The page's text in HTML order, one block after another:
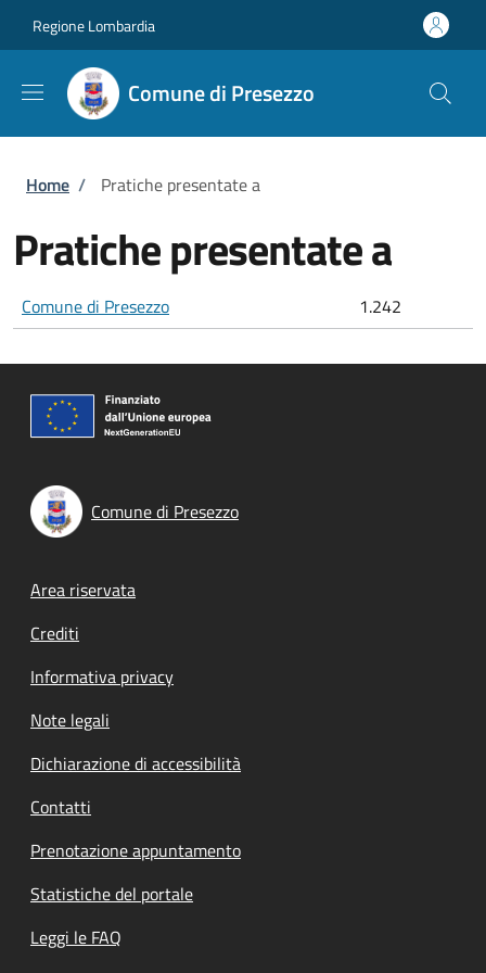
Regione Lombardia
Comune di Presezzo
Briciole di pane
Home / Pratiche presentate a
Pratiche presentate a
Comune di Presezzo 1.242
Comune di Presezzo
Footer menu
Area riservata
Crediti
Informativa privacy
Note legali
Dichiarazione di accessibilità
Contatti
Prenotazione appuntamento
Statistiche del portale
Leggi le FAQ